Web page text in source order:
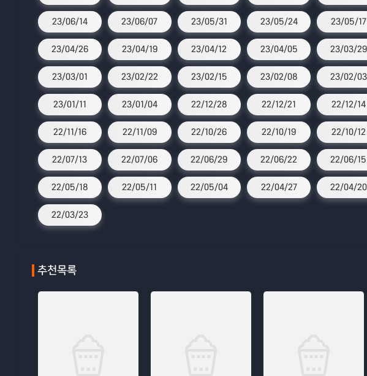
23/06/14 23/06/07 23/05/31 23/05/24 23/05/17
23/04/26 23/04/19 23/04/12 23/04/05 23/03/29
23/03/01 23/02/22 23/02/15 23/02/08 23/02/03
23/01/11 23/01/04 22/12/28 22/12/21 22/12/14
22/11/16 22/11/09 22/10/26 22/10/19 22/10/12
22/07/13 22/07/06 22/06/29 22/06/22 22/06/15
22/05/18 22/05/11 22/05/04 22/04/27 22/04/20
22/03/23
추천목록